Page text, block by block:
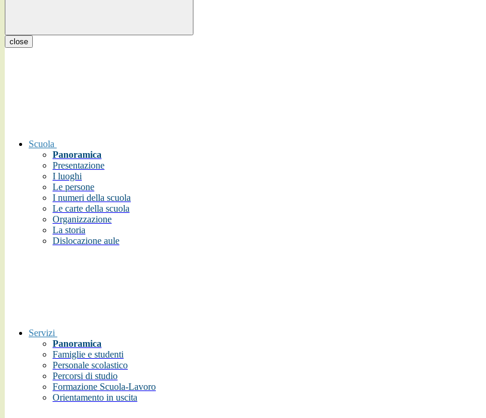
close
Scuola
Panoramica
Presentazione
I luoghi
Le persone
I numeri della scuola
Le carte della scuola
Organizzazione
La storia
Dislocazione aule
Servizi
Panoramica
Famiglie e studenti
Personale scolastico
Percorsi di studio
Formazione Scuola-Lavoro
Orientamento in uscita